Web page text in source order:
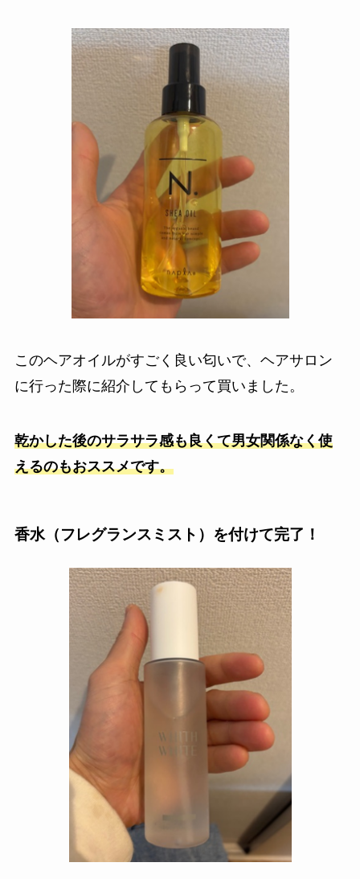
このヘアオイルがすごく良い匂いで、ヘアサロン
に行った際に紹介してもらって買いました。
乾かした後のサラサラ感も良くて男女関係なく使
えるのもおススメです。
香水（フレグランスミスト）を付けて完了！